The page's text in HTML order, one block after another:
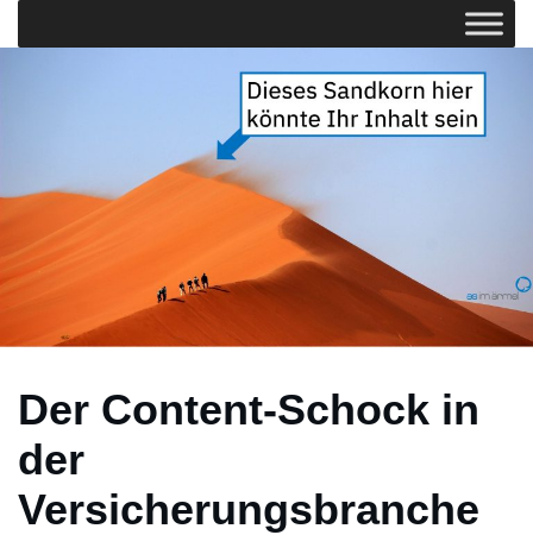
Der Content-Schock in
der
Versicherungsbranche